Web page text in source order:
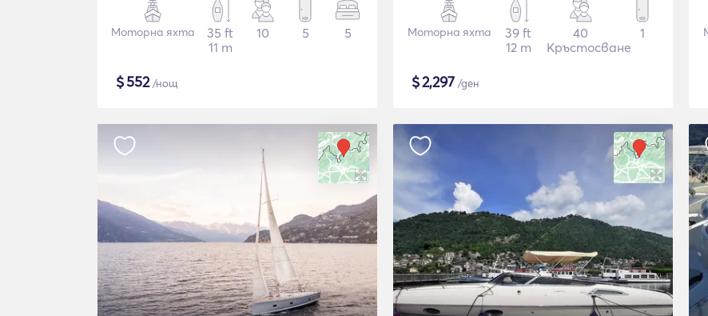
Моторна яхта
35 ft
11 m
10 5 5
$552/нощ
Моторна яхта
39 ft
12 m
40
Кръстосване
1
$2,297 /ден